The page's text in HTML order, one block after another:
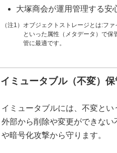
大塚商会が運用管理する安
（注1）オブジェクトストレージとは:フ
といった属性（メタデータ）で
管に最適です。
イミュータブル（不変）
イミュータブルには、不変とい
外部から削除や変更ができな
や暗号化攻撃から守ります。